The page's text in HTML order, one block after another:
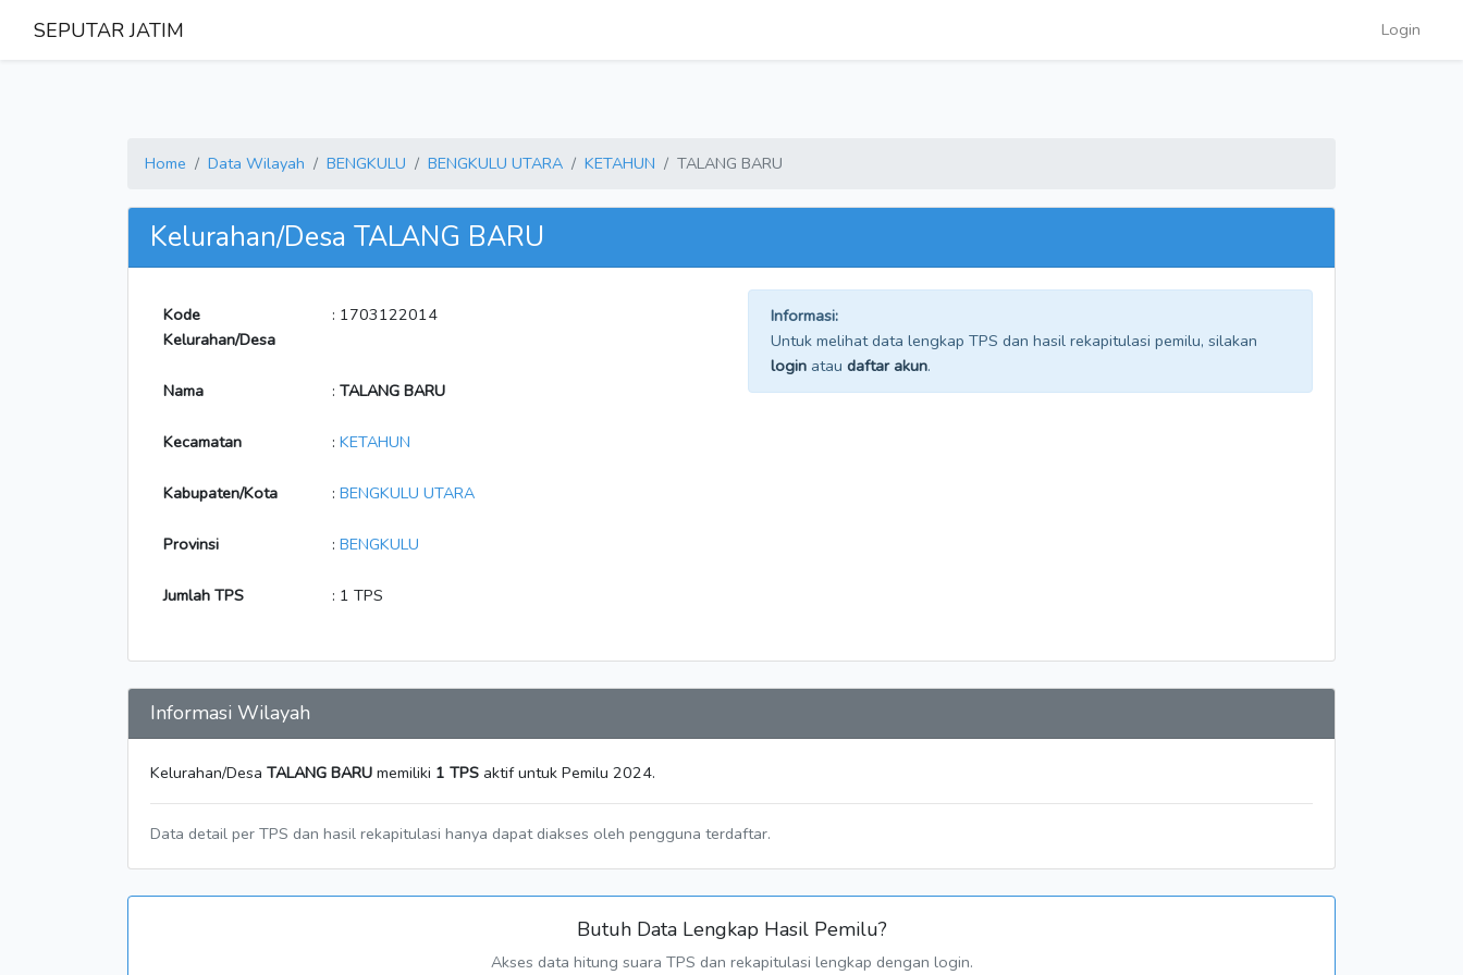
SEPUTAR JATIM Login
Home Data Wilayah BENGKULU BENGKULU UTARA KETAHUN TALANG BARU
Kelurahan/Desa TALANG BARU
Kode
Kelurahan/Desa
: 1703122014
Nama : TALANG BARU
Kecamatan : KETAHUN
Kabupaten/Kota : BENGKULU UTARA
Provinsi : BENGKULU
Jumlah TPS : 1 TPS
Informasi:
Untuk melihat data lengkap TPS dan hasil rekapitulasi pemilu, silakan
login atau daftar akun.
Informasi Wilayah
Kelurahan/Desa TALANG BARU memiliki 1 TPS aktif untuk Pemilu 2024.
Data detail per TPS dan hasil rekapitulasi hanya dapat diakses oleh pengguna terdaftar.
Butuh Data Lengkap Hasil Pemilu?
Akses data hitung suara TPS dan rekapitulasi lengkap dengan login.